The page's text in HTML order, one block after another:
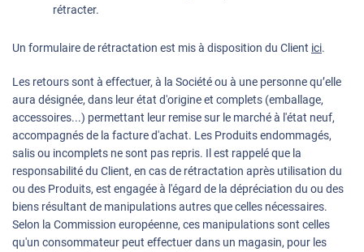
rétracter.
Un formulaire de rétractation est mis à disposition du Client ici.
Les retours sont à effectuer, à la Société ou à une personne qu’elle
aura désignée, dans leur état d'origine et complets (emballage,
accessoires...) permettant leur remise sur le marché à l'état neuf,
accompagnés de la facture d'achat. Les Produits endommagés,
salis ou incomplets ne sont pas repris. Il est rappelé que la
responsabilité du Client, en cas de rétractation après utilisation du
ou des Produits, est engagée à l'égard de la dépréciation du ou des
biens résultant de manipulations autres que celles nécessaires.
Selon la Commission européenne, ces manipulations sont celles
qu'un consommateur peut effectuer dans un magasin, pour les